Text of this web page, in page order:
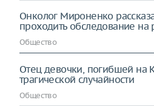
Онколог Мироненко
проходить обследование на
Общество
Отец девочки, погибшей на
трагической случайности
Общество